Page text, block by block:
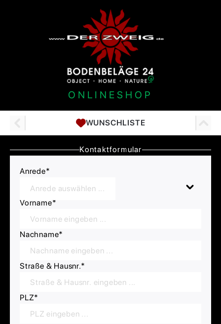
ONLINESHOP
WUNSCHLISTE
Kontaktformular
Anrede*
Anrede auswählen ...
Vorname*
Nachname*
Straße & Hausnr.*
PLZ*